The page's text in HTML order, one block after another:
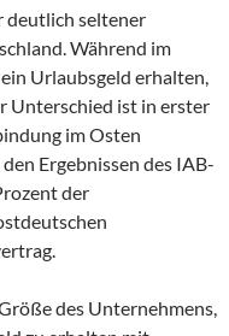
deutlich seltener
Während im
Urlaubsgeld erhalten,
Unterschied ist in erster
im Osten
Ergebnissen des IAB-
der
des Unternehmens,